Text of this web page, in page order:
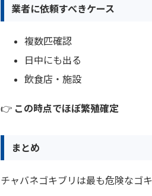
業者に依頼すべきケース
複数匹確認
日中にも出る
飲食店・施設
👉 この時点でほぼ繁殖確定
まとめ
チャバネゴキブリは最も危険なゴ